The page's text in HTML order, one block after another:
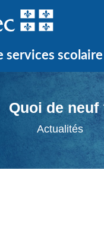
services scolaire
Quoi de neuf
Actualités